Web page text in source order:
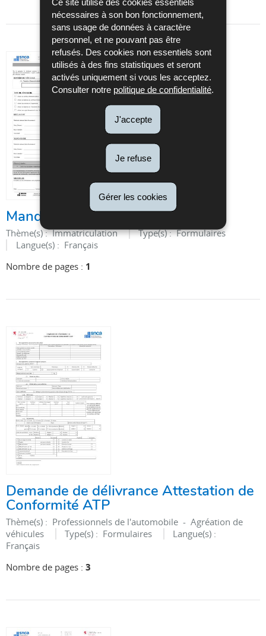
nécessaires à son bon fonctionnement,
sans usage de données à caractère
personnel, et ne pouvant pas être
refusés. Des cookies non essentiels sont
utilisés à des fins statistiques et seront
activés uniquement si vous les acceptez.
Consulter notre politique de confidentialité
J'accepte
Je refuse
Gérer les cookies
Mandat
Thème(s) :Immatriculation Type(s) :Formulaires
Langue(s) : Français
Nombre de pages : 1
Demande de délivrance Attestation de
Conformité ATP
Thème(s) : Professionnels de l'automobile - Agréation de
véhicules
Type(s) : Formulaires
Langue(s) :
Français
Nombre de pages : 3